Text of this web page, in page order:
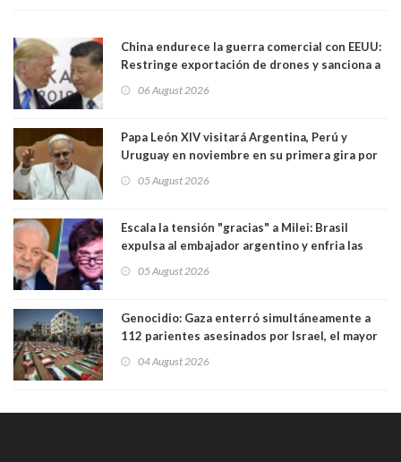
China endurece la guerra comercial con EEUU:
Restringe exportación de drones y sanciona a
06 August 2026
Papa León XIV visitará Argentina, Perú y
Uruguay en noviembre en su primera gira por
05 August 2026
Escala la tensión "gracias" a Milei: Brasil
expulsa al embajador argentino y enfria las
trasandino
05 August 2026
Genocidio: Gaza enterró simultáneamente a
112 parientes asesinados por Israel, el mayor
muertos figuran 44 niños y nueve ancianos
04 August 2026